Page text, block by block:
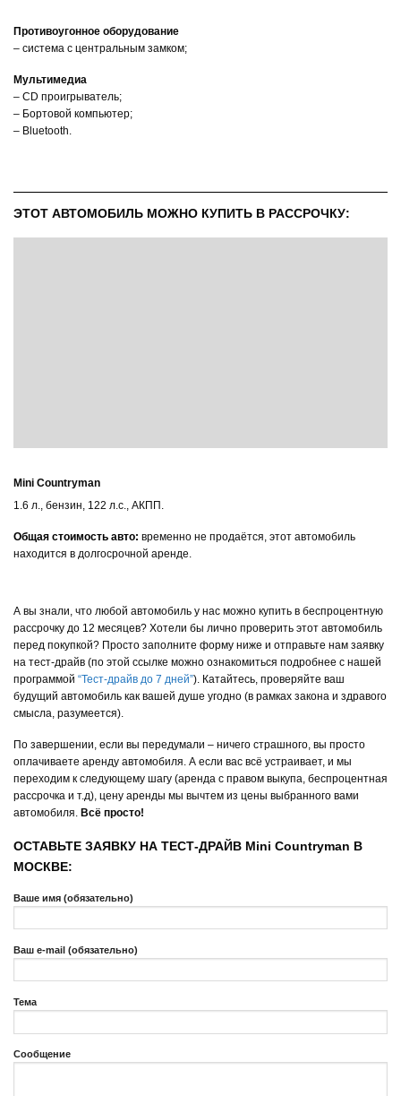
Противоугонное оборудование
– система с центральным замком;
Мультимедиа
– CD проигрыватель;
– Бортовой компьютер;
– Bluetooth.
ЭТОТ АВТОМОБИЛЬ МОЖНО КУПИТЬ В РАССРОЧКУ:
Mini Countryman
1.6 л., бензин, 122 л.с., АКПП.
Общая стоимость авто: временно не продаётся, этот автомобиль
находится в долгосрочной аренде.
А вы знали, что любой автомобиль у нас можно купить в беспроцентную
рассрочку до 12 месяцев? Хотели бы лично проверить этот автомобиль
перед покупкой? Просто заполните форму ниже и отправьте нам заявку
на тест-драйв (по этой ссылке можно ознакомиться подробнее с нашей
программой “Тест-драйв до 7 дней”). Катайтесь, проверяйте ваш
будущий автомобиль как вашей душе угодно (в рамках закона и здравого
смысла, разумеется).
По завершении, если вы передумали – ничего страшного, вы просто
оплачиваете аренду автомобиля. А если вас всё устраивает, и мы
переходим к следующему шагу (аренда с правом выкупа, беспроцентная
рассрочка и т.д), цену аренды мы вычтем из цены выбранного вами
автомобиля. Всё просто!
ОСТАВЬТЕ ЗАЯВКУ НА ТЕСТ-ДРАЙВ Mini Countryman В
МОСКВЕ:
Ваше имя (обязательно)
Ваш e-mail (обязательно)
Тема
Сообщение